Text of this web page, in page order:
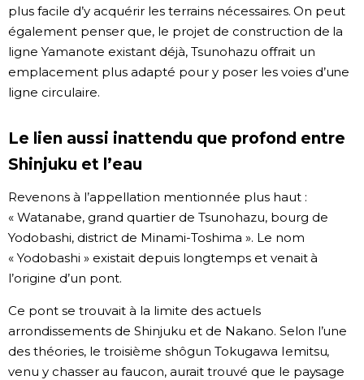
plus facile d’y acquérir les terrains nécessaires. On peut
également penser que, le projet de construction de la
ligne Yamanote existant déjà, Tsunohazu offrait un
emplacement plus adapté pour y poser les voies d’une
ligne circulaire.
Le lien aussi inattendu que profond entre
Shinjuku et l’eau
Revenons à l’appellation mentionnée plus haut :
« Watanabe, grand quartier de Tsunohazu, bourg de
Yodobashi, district de Minami-Toshima ». Le nom
« Yodobashi » existait depuis longtemps et venait à
l’origine d’un pont.
Ce pont se trouvait à la limite des actuels
arrondissements de Shinjuku et de Nakano. Selon l’une
des théories, le troisième shôgun Tokugawa Iemitsu,
venu y chasser au faucon, aurait trouvé que le paysage